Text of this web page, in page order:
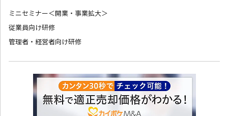
ミニセミナー＜開業・事業拡大＞
従業員向け研修
管理者・経営者向け研修